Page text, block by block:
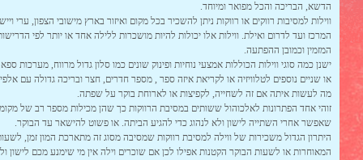
הדשא, הבריכה והכל מפואר ומיוחד.
ווילות למסיבות רווקים או רווקות ניתן להשכיר בכל מקום ואיזור בארץ מישובי הצפון, ערי
המרכז ועד לדרום ואילת. ווילות אלו יכולות להיות מושכרות ללילה אחד או יותר לפי
המזמין וכמובן ההפתעה.
ישנן כמה סוגי ווילות הכוללות אמצעי נוחיות ופינוק שונים כמו סלון גדול מרווח, מערכות
או שניים נוספים לטלוויזיה או לקריאת איזה ספר , מספר חדרים, חצר ובריכה גדולה עם אלפי
מה לעשות איתה אם זה לשחייה, לקפיצות או לארוחת בוקר על שפתה.
זוהי אחד הפתרונות לאלכוהול ששותים במסיבת הרווקות כך שהן מכילות מספר רב של
שאפשר אחרי השתייה לישון ולא לנהוג כדי להגיע הביתה. או פשוט להישאר עד הבוקר.
היתרון הגדול משכירות של ווילה למסיבת רווקות שמסיבה מסוג זה מתארכת המון זמן,
המאוחרות או לשעות הבוקר הקטנות אפילו לכן אם שוכרים וילה אין מי שימנע מכם לישון